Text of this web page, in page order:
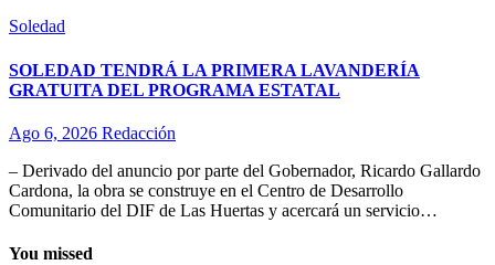
Soledad
SOLEDAD TENDRÁ LA PRIMERA LAVANDERÍA
GRATUITA DEL PROGRAMA ESTATAL
Ago 6, 2026 Redacción
– Derivado del anuncio por parte del Gobernador, Ricardo Gallardo
Cardona, la obra se construye en el Centro de Desarrollo
Comunitario del DIF de Las Huertas y acercará un servicio…
You missed